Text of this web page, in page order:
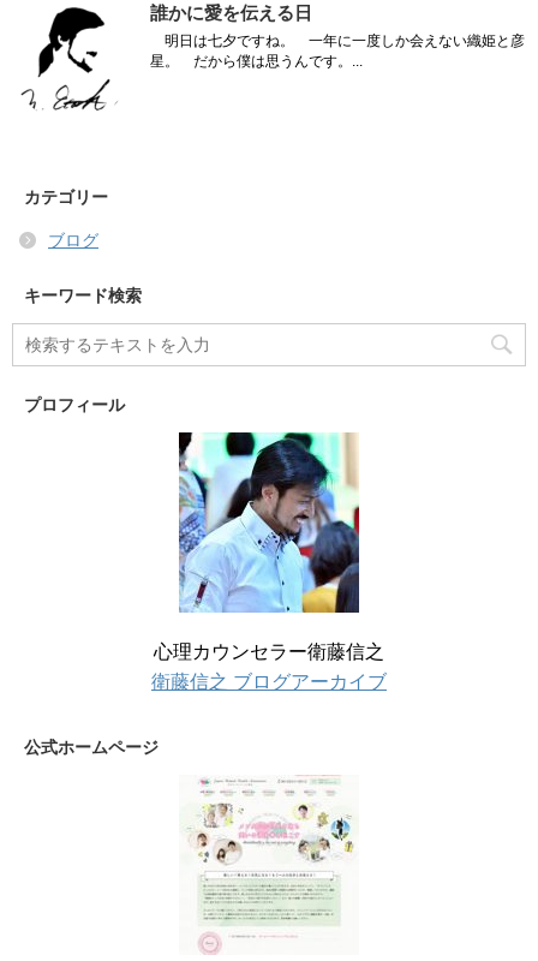
誰かに愛を伝える日
明日は七夕ですね。 一年に一度しか会えない織姫と彦
星。 だから僕は思うんです。...
カテゴリー
ブログ
キーワード検索
プロフィール
心理カウンセラー衛藤信之
衛藤信之 ブログアーカイブ
公式ホームページ